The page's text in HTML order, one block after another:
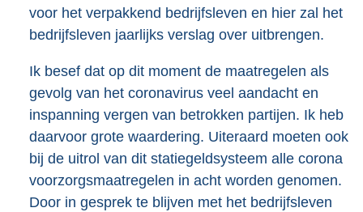
voor het verpakkend bedrijfsleven en hier zal het
bedrijfsleven jaarlijks verslag over uitbrengen.
Ik besef dat op dit moment de maatregelen als
gevolg van het coronavirus veel aandacht en
inspanning vergen van betrokken partijen. Ik heb
daarvoor grote waardering. Uiteraard moeten ook
bij de uitrol van dit statiegeldsysteem alle corona
voorzorgsmaatregelen in acht worden genomen.
Door in gesprek te blijven met het bedrijfsleven